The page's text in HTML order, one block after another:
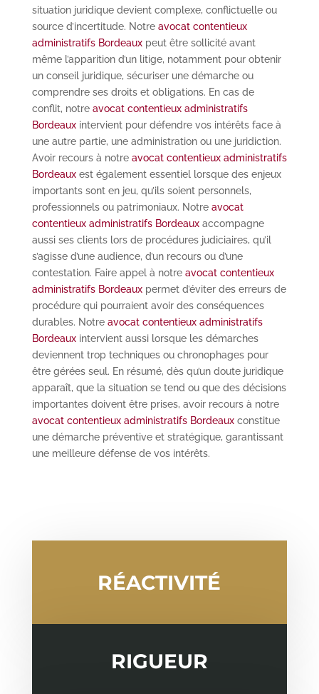
situation juridique devient complexe, conflictuelle ou
source d’incertitude. Notre avocat contentieux
administratifs Bordeauxpeut être sollicité avant
même l’apparition d’un litige, notamment pour obtenir
un conseil juridique, sécuriser une démarche ou
comprendre ses droits et obligations. En cas de
conflit, notre avocat contentieux administratifs
Bordeauxintervient pour défendre vos intérêts face à
une autre partie, une administration ou une juridiction.
Avoir recours à notre avocat contentieux administratifs
Bordeauxest également essentiel lorsque des enjeux
importants sont en jeu, qu’ils soient personnels,
professionnels ou patrimoniaux. Notre avocat
contentieux administratifs Bordeauxaccompagne
aussi ses clients lors de procédures judiciaires, qu’il
s’agisse d’une audience, d’un recours ou d’une
contestation. Faire appel à notre avocat contentieux
administratifs Bordeauxpermet d’éviter des erreurs de
procédure qui pourraient avoir des conséquences
durables. Notre avocat contentieux administratifs
Bordeauxintervient aussi lorsque les démarches
deviennent trop techniques ou chronophages pour
être gérées seul. En résumé, dès qu’un doute juridique
apparaît, que la situation se tend ou que des décisions
importantes doivent être prises, avoir recours à notre
avocat contentieux administratifs Bordeauxconstitue
une démarche préventive et stratégique, garantissant
une meilleure défense de vos intérêts.
RÉACTIVITÉ
RIGUEUR